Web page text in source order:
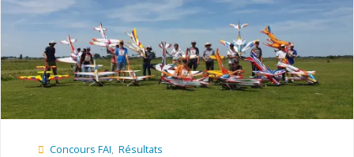
Belgique"
Concours FAI, Résultats